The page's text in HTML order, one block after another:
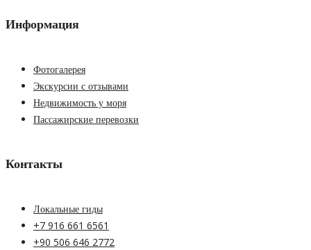
Информация
Фотогалерея
Экскурсии с отзывами
Недвижимость у моря
Пассажирские перевозки
Контакты
Локальные гиды
+7 916 661 6561
+90 506 646 2772